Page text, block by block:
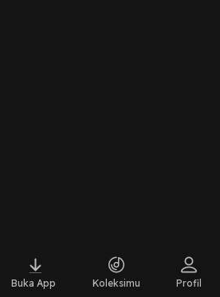
Buka App Koleksimu Profil